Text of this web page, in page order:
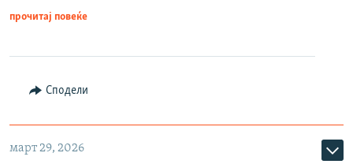
прочитај повеќе
Сподели
март 29, 2026